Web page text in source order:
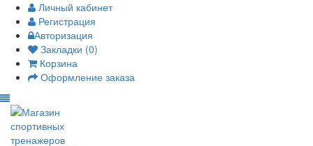
Личный кабинет
Регистрация
Авторизация
Закладки (0)
Корзина
Оформление заказа